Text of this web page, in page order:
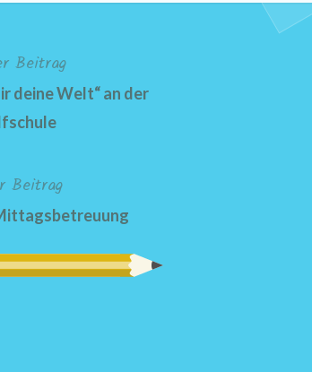
Beitrag
deine Welt“ an der
Beitrag